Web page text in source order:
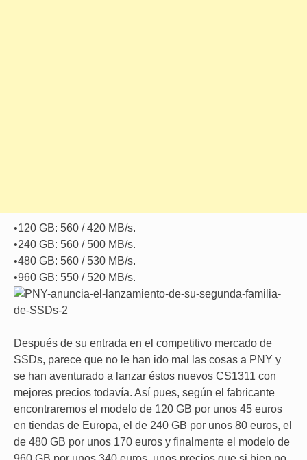
•120 GB: 560 / 420 MB/s.
•240 GB: 560 / 500 MB/s.
•480 GB: 560 / 530 MB/s.
•960 GB: 550 / 520 MB/s.
Después de su entrada en el competitivo mercado de
SSDs, parece que no le han ido mal las cosas a PNY y
se han aventurado a lanzar éstos nuevos CS1311 con
mejores precios todavía. Así pues, según el fabricante
encontraremos el modelo de 120 GB por unos 45 euros
en tiendas de Europa, el de 240 GB por unos 80 euros, el
de 480 GB por unos 170 euros y finalmente el modelo de